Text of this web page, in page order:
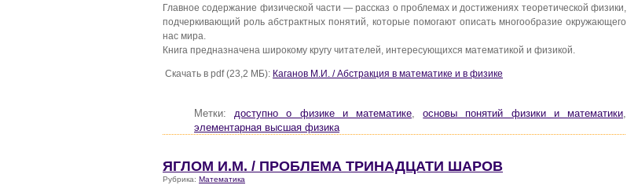
Главное содержание физической части — рассказ о проблемах и достижениях теоретической физики,
подчеркивающий роль абстрактных понятий, которые помогают описать многообразие окружающего
нас мира.
Книга предназначена широкому кругу читателей, интересующихся математикой и физикой.
Скачать в pdf (23,2 МБ): Каганов М.И. / Абстракция в математике и в физике
Метки:доступно о физике и математике,основы понятий физики и математики,
элементарная высшая физика
ЯГЛОМ И.М. / ПРОБЛЕМА ТРИНАДЦАТИ ШАРОВ
Рубрика: Математика